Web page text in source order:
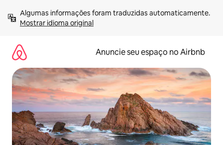
para
Mostrar idioma original
Anuncie seu espaço no Airbnb